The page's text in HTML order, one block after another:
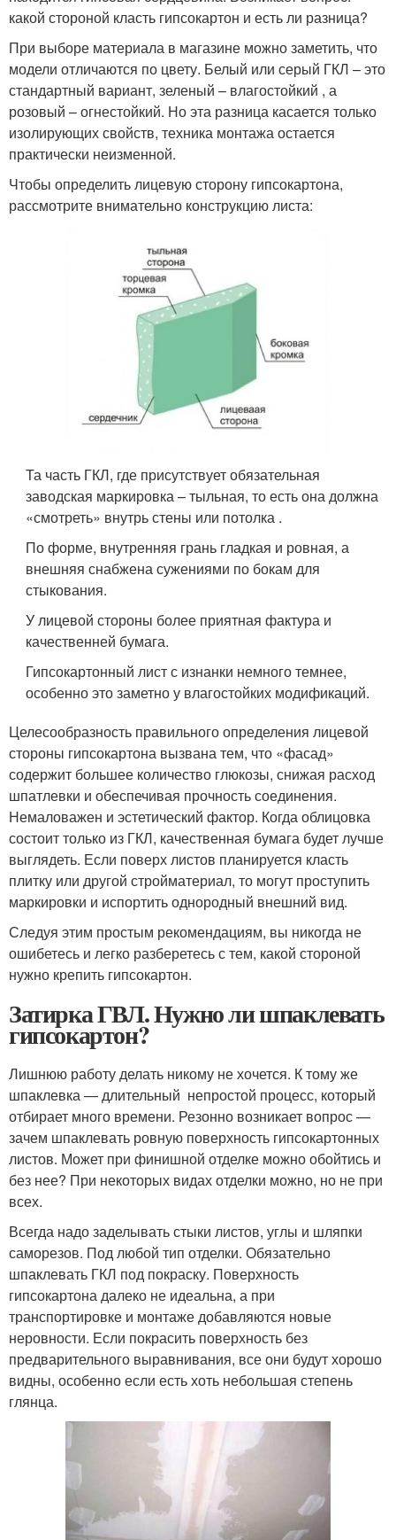
какой стороной класть гипсокартон и есть ли разница?
При выборе материала в магазине можно заметить, что
модели отличаются по цвету. Белый или серый ГКЛ – это
стандартный вариант, зеленый – влагостойкий , а
розовый – огнестойкий. Но эта разница касается только
изолирующих свойств, техника монтажа остается
практически неизменной.
Чтобы определить лицевую сторону гипсокартона,
рассмотрите внимательно конструкцию листа:
Та часть ГКЛ, где присутствует обязательная
заводская маркировка – тыльная, то есть она должна
«смотреть» внутрь стены или потолка .
По форме, внутренняя грань гладкая и ровная, а
внешняя снабжена сужениями по бокам для
стыкования.
У лицевой стороны более приятная фактура и
качественней бумага.
Гипсокартонный лист с изнанки немного темнее,
особенно это заметно у влагостойких модификаций.
Целесообразность правильного определения лицевой
стороны гипсокартона вызвана тем, что «фасад»
содержит большее количество глюкозы, снижая расход
шпатлевки и обеспечивая прочность соединения.
Немаловажен и эстетический фактор. Когда облицовка
состоит только из ГКЛ, качественная бумага будет лучше
выглядеть. Если поверх листов планируется класть
плитку или другой стройматериал, то могут проступить
маркировки и испортить однородный внешний вид.
Следуя этим простым рекомендациям, вы никогда не
ошибетесь и легко разберетесь с тем, какой стороной
нужно крепить гипсокартон.
Затирка ГВЛ. Нужно ли шпаклевать
гипсокартон?
Лишнюю работу делать никому не хочется. К тому же
шпаклевка — длительный непростой процесс, который
отбирает много времени. Резонно возникает вопрос —
зачем шпаклевать ровную поверхность гипсокартонных
листов. Может при финишной отделке можно обойтись и
без нее? При некоторых видах отделки можно, но не при
всех.
Всегда надо заделывать стыки листов, углы и шляпки
саморезов. Под любой тип отделки. Обязательно
шпаклевать ГКЛ под покраску. Поверхность
гипсокартона далеко не идеальна, а при
транспортировке и монтаже добавляются новые
неровности. Если покрасить поверхность без
предварительного выравнивания, все они будут хорошо
видны, особенно если есть хоть небольшая степень
глянца.